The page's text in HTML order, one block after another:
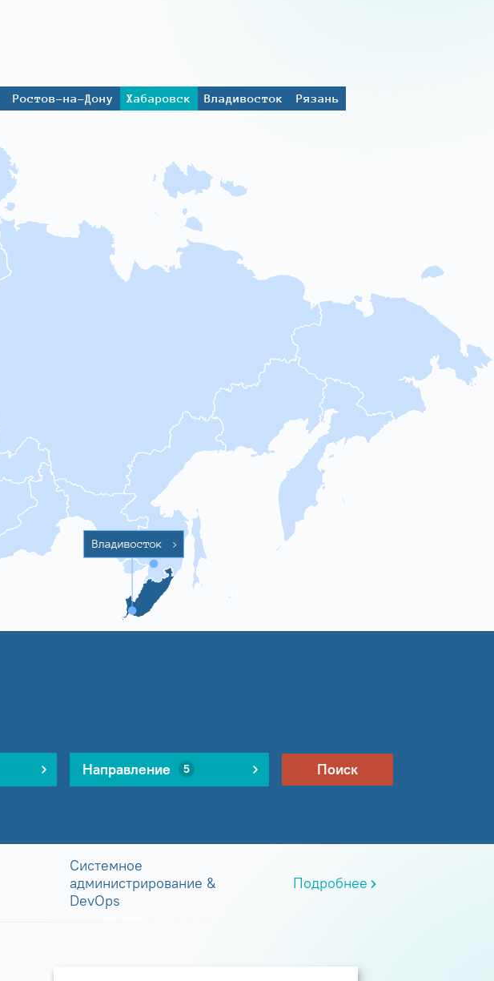
Ростов-на-Дону Хабаровск Владивосток
Рязань
Владивосток >
Направление 5 Поиск
Системное
администрирование &
DevOps
Подробнее